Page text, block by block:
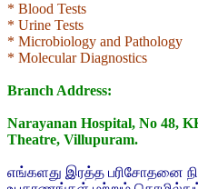
* Blood Tests
* Urine Tests
* Microbiology and Pathology
* Molecular Diagnostics
Branch Address:
Narayanan Hospital, No 48,
Theatre, Villupuram.
எங்களது இரத்த பரிசோதனை